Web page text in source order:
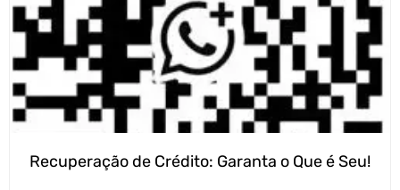
Recuperação de Crédito: Garanta o Que é Seu!